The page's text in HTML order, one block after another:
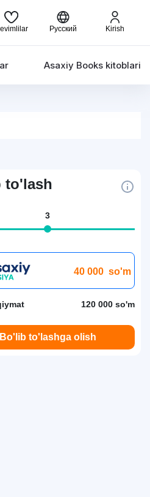
Русский Kirish
Asaxiy Books kitoblari
to'lash
3
40 000 so'm
120 000 so'm
Bo'lib to'lashga olish